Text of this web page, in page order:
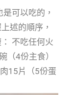
可以吃的，
述的順序，
不吃任何火
（4份主食）
15片（5份蛋